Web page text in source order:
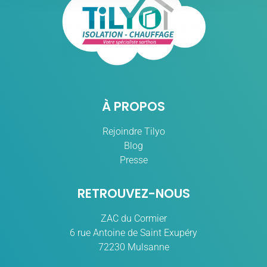
À PROPOS
Rejoindre Tilyo
Blog
Presse
RETROUVEZ-NOUS
ZAC du Cormier
6 rue Antoine de Saint Exupéry
72230 Mulsanne